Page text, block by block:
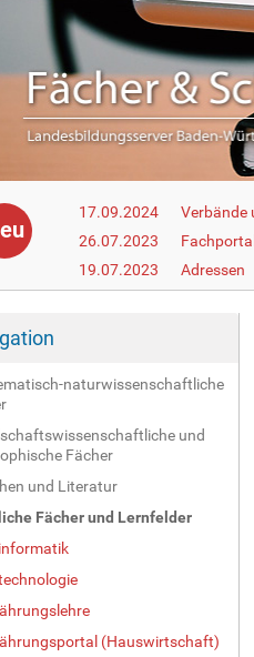
17.09.2024
Verbände
26.07.2023
19.07.2023
Adressen
naturwissenschaftliche
und
Fächer
und Literatur
Fächer und Lernfelder
(Hauswirtschaft)